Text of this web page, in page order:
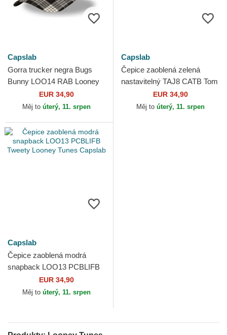
Capslab
Gorra trucker negra Bugs
Bunny LOO14 RAB Looney
Tunes de Capslab
EUR 34,90
Měj to úterý, 11. srpen
Capslab
Čepice zaoblená zelená
nastavitelný TAJ8 CATB Tom
Looney Tunes Capslab
EUR 34,90
Měj to úterý, 11. srpen
Capslab
Čepice zaoblená modrá
snapback LOO13 PCBLIFB
Tweety Looney Tunes
Capslab
EUR 34,90
Měj to úterý, 11. srpen